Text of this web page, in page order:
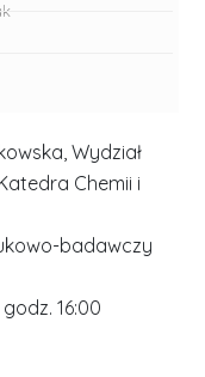
Wydział
Chemii i
badawczy
godz. 16:00